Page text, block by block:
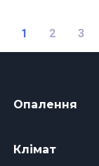
1 2 3
Опалення
Клімат